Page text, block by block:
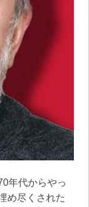
年代からやっ
め尽くされた